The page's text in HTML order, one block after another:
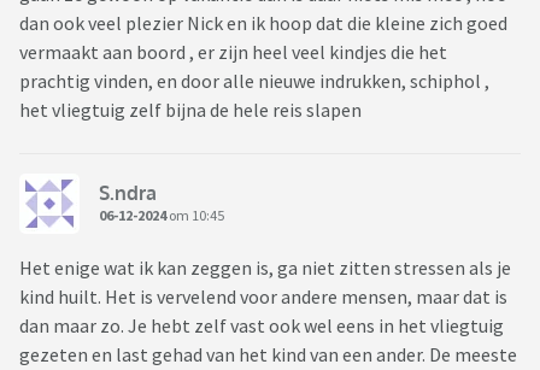
dan ook veel plezier Nick en ik hoop dat die kleine zich goed
vermaakt aan boord , er zijn heel veel kindjes die het
prachtig vinden, en door alle nieuwe indrukken, schiphol ,
het vliegtuig zelf bijna de hele reis slapen
S.ndra
06-12-2024om 10:45
Het enige wat ik kan zeggen is, ga niet zitten stressen als je
kind huilt. Het is vervelend voor andere mensen, maar dat is
dan maar zo. Je hebt zelf vast ook wel eens in het vliegtuig
gezeten en last gehad van het kind van een ander. De meeste